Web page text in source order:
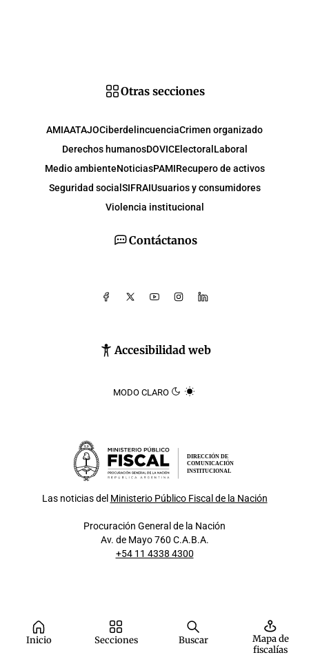
Inicio Secciones Buscar
Mapa de
fiscalías
Contáctanos
Accesibilidad web
MODO CLARO
Otras secciones
AMIAATAJOCiberdelincuenciaCrimen organizado
Derechos humanosDOVICElectoral Laboral
Medio ambienteNoticiasPAMIRecupero de activos
Seguridad social SIFRAIUsuarios y consumidores
Violencia institucional
DIRECCIÓN DE
COMUNICACIÓN
INSTITUCIONAL
Las noticias del Ministerio Público Fiscal de la Nación
Procuración General de la Nación
Av. de Mayo 760 C.A.B.A.
+54 11 4338 4300